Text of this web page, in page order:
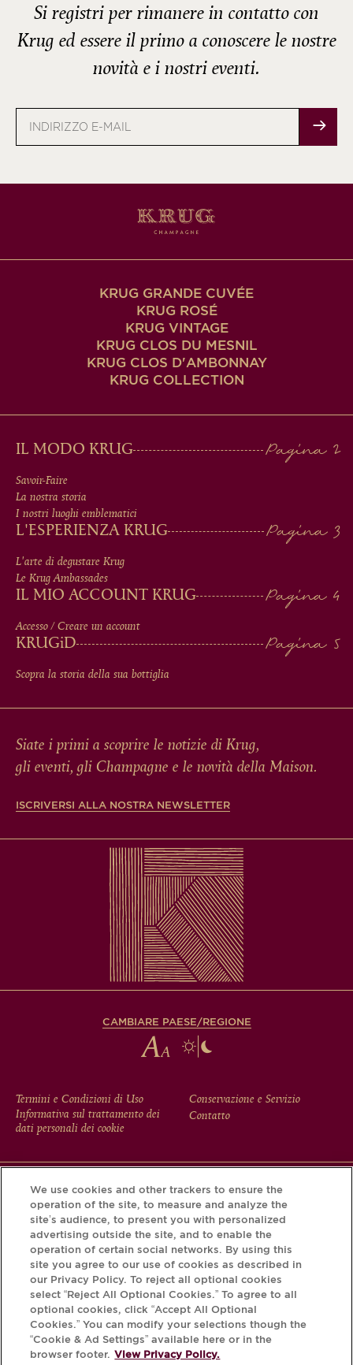
Si registri per rimanere in contatto con
Krug ed essere il primo a conoscere le nostre
novità e i nostri eventi.
KRUG GRANDE CUVÉE
KRUG ROSÉ
KRUG VINTAGE
KRUG CLOS DU MESNIL
KRUG CLOS D'AMBONNAY
KRUG COLLECTION
MAIN
MEN
IN
FOOTER
IL MODO KRUG
Savoir-Faire
La nostra storia
I nostri luoghi emblematici
L'ESPERIENZA KRUG
L'arte di degustare Krug
Le Krug Ambassades
IL MIO ACCOUNT KRUG
Accesso / Creare un account
KRUGiD
Scopra la storia della sua bottiglia
Siate i primi a scoprire le notizie di Krug,
gli eventi, gli Champagne e le novità della Maison.
ISCRIVERSI ALLA NOSTRA NEWSLETTER
CAMBIARE PAESE/REGIONE
FOOTER
MENU
Termini e Condizioni di Uso
Informativa sul trattamento dei
dati personali dei cookie
Conservazione e Servizio
Contatto
Scarichi l'app Krug e scopra la storia che si nasconde dietro
la sua bottiglia tramite il Krug iD.
We use cookies and other trackers to ensure the
operation of the site, to measure and analyze the
site’s audience, to present you with personalized
advertising outside the site, and to enable the
operation of certain social networks. By using this
site you agree to our use of cookies as described in
our Privacy Policy. To reject all optional cookies
select “Reject All Optional Cookies.” To agree to all
optional cookies, click “Accept All Optional
Cookies.” You can modify your selections though the
“Cookie & Ad Settings” available here or in the
browser footer. View Privacy Policy.